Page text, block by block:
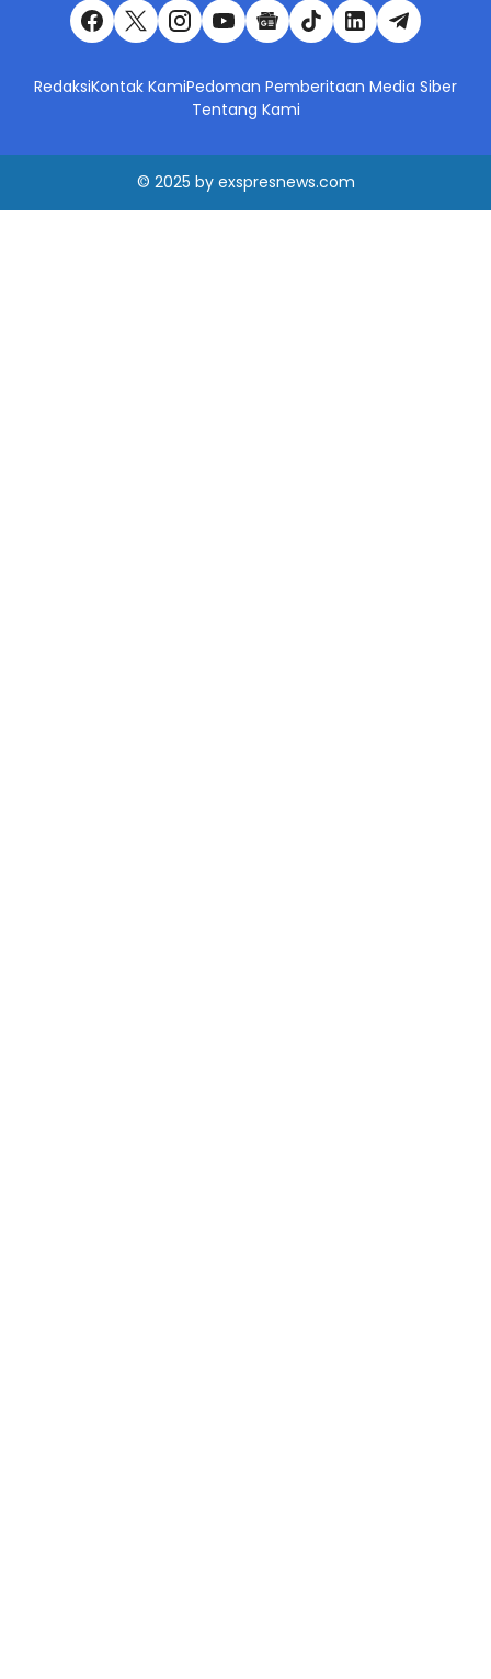
RedaksiKontak KamiPedoman Pemberitaan Media Siber
Tentang Kami
© 2025 by exspresnews.com